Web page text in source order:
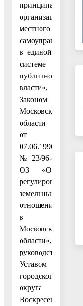
принципах
организации
местного
самоуправления
в единой
системе
публичной
власти»,
Законом
Московской
области
от
07.06.1996
№ 23/96-
ОЗ «О
регулировании
земельных
отношений
в
Московской
области»,
руководствуясь
Уставом
городского
округа
Воскресенск